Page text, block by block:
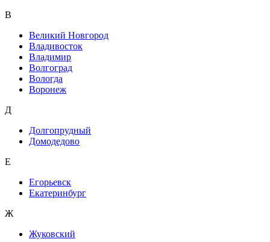
В
Великий Новгород
Владивосток
Владимир
Волгоград
Вологда
Воронеж
Д
Долгопрудный
Домодедово
Е
Егорьевск
Екатеринбург
Ж
Жуковский